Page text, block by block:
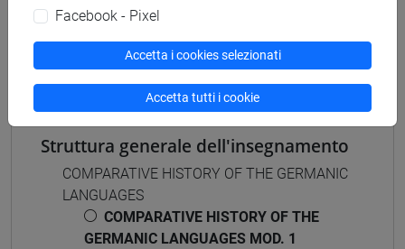
Mutua da
GERMANIC PHILOLOGY 1 MOD. 1 [LM5550]
Struttura generale dell'insegnamento
COMPARATIVE HISTORY OF THE GERMANIC
LANGUAGES
COMPARATIVE HISTORY OF THE
GERMANIC LANGUAGES MOD. 1
Facebook - Pixel
Accetta i cookies selezionati
Accetta tutti i cookie